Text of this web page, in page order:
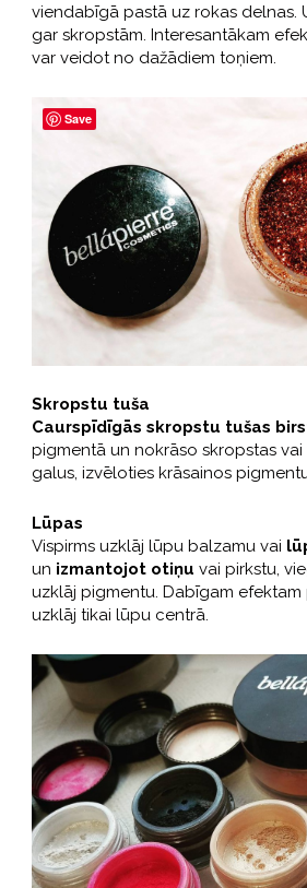
viendabīgā pastā uz rokas delnas.
gar skropstām. Interesantākam
var veidot no dažādiem toņiem.
Skropstu tuša
Caurspīdīgās skropstu tušas
pigmentā un nokrāso skropstas
galus, izvēloties krāsainos
Lūpas
Vispirms uzklāj lūpu balzamu vai
un izmantojot otiņu vai pirkstu,
uzklāj pigmentu. Dabīgam
uzklāj tikai lūpu centrā.
Save